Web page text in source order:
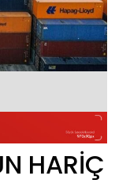
HARİÇ